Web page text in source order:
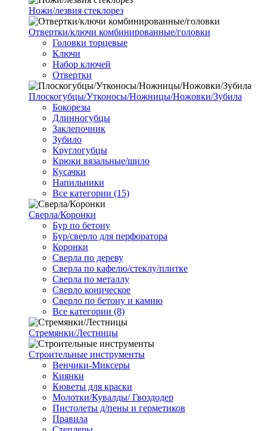
Ножи/лезвия стеклорез
Отвертки/ключи комбинированные/головки
Головки торцевые
Ключи
Набор ключей
Отвертки
Плоскогубцы/Утконосы/Ножницы/Ножовки/Зубила
Бокорезы
Длинногубцы
Заклепочник
Зубило
Круглогубцы
Крюки вязальные/шило
Кусачки
Напильники
Все категории (15)
Сверла/Коронки
Бур по бетону
Бур/сверло для перфоратора
Коронки
Сверла по дереву
Сверла по кафелю/стеклу/плитке
Сверла по металлу
Сверло коническое
Сверло по бетону и камню
Все категории (8)
Стремянки/Лестницы
Строительные инструменты
Венчики-Миксеры
Киянки
Кюветы для краски
Молотки/Кувалды/ Гвоздодер
Пистолеты д/пены и герметиков
Правила